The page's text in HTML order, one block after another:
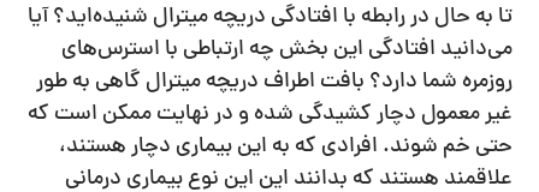
تا به حال در رابطه با افتادگی دریچه میترال شنیده‌اید؟ آیا
می‌دانید افتادگی این بخش چه ارتباطی با استرس‌های
روزمره شما دارد؟ بافت اطراف دریچه میترال گاهی به طور
غیر معمول دچار کشیدگی شده و در نهایت ممکن است که
حتی خم شوند. افرادی که به این بیماری دچار هستند،
علاقمند هستند که بدانند این این نوع بیماری درمانی